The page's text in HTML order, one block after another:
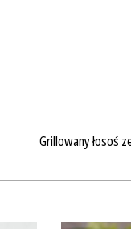
Grillowany łosoś